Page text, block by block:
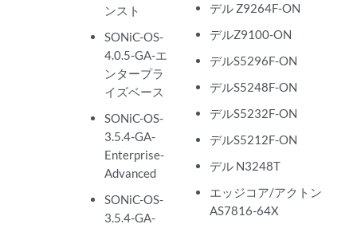
ンスト
SONiC-OS-
4.0.5-GA-エ
ンタープラ
イズベース
SONiC-OS-
3.5.4-GA-
Enterprise-
Advanced
SONiC-OS-
3.5.4-GA-
デル Z9264F-ON
デルZ9100-ON
デルS5296F-ON
デルS5248F-ON
デルS5232F-ON
デルS5212F-ON
デル N3248T
エッジコア/アクトン
AS7816-64X